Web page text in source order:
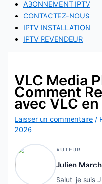
ABONNEMENT IPTV
CONTACTEZ-NOUS
IPTV INSTALLATION
IPTV REVENDEUR
VLC Media
Comment
avec VLC
Laisser un commentaire /
2026
AUTEUR
Julien
Salut, je suis